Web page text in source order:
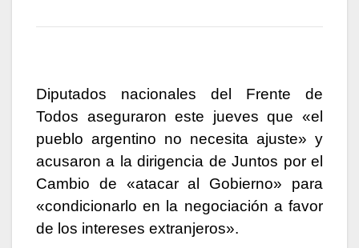
Diputados nacionales del Frente de
Todos aseguraron este jueves que «el
pueblo argentino no necesita ajuste» y
acusaron a la dirigencia de Juntos por el
Cambio de «atacar al Gobierno» para
«condicionarlo en la negociación a favor
de los intereses extranjeros».